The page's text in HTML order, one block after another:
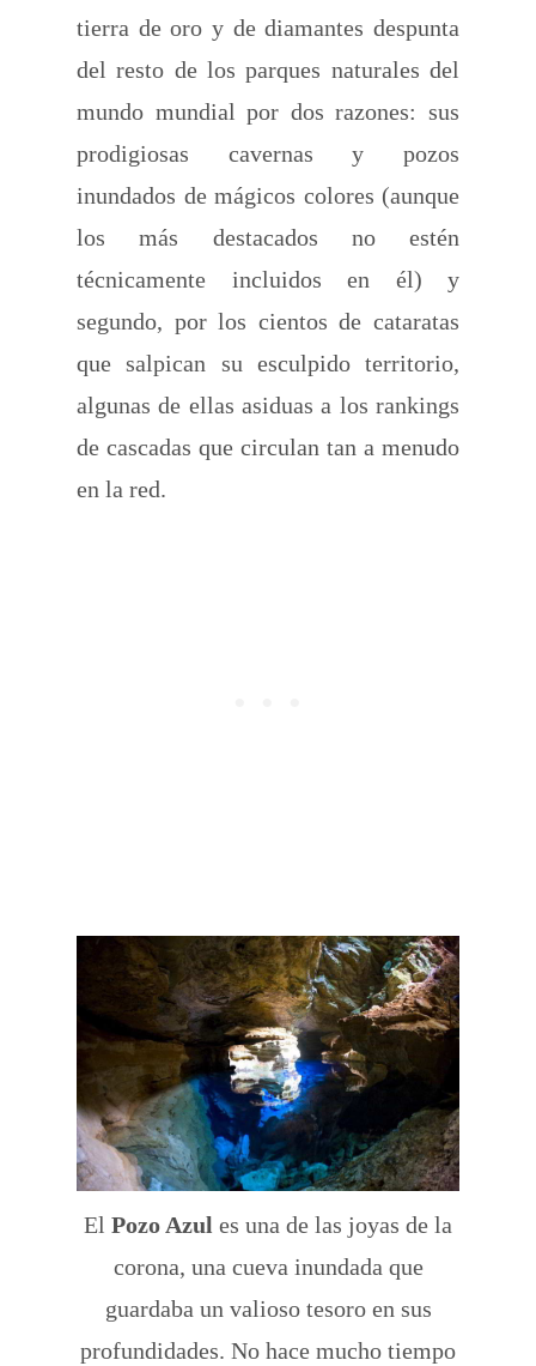
tierra de oro y de diamantes despunta
del resto de los parques naturales del
mundo mundial por dos razones: sus
prodigiosas cavernas y pozos
inundados de mágicos colores (aunque
los más destacados no estén
técnicamente incluidos en él) y
segundo, por los cientos de cataratas
que salpican su esculpido territorio,
algunas de ellas asiduas a los rankings
de cascadas que circulan tan a menudo
en la red.
El Pozo Azul es una de las joyas de la
corona, una cueva inundada que
guardaba un valioso tesoro en sus
profundidades. No hace mucho tiempo